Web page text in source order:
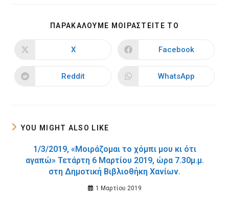
ΠΑΡΑΚΑΛΟΥΜΕ ΜΟΙΡΑΣΤΕΙΤΕ ΤΟ
CONTENT
Opens
new
window
X
Opens
new
window
Facebook
Opens
Reddit
Opens
WhatsApp
YOU MIGHT ALSO LIKE
1/3/2019, «Μοιράζομαι το χόμπι μου κι ότι
αγαπώ» Τετάρτη 6 Μαρτίου 2019, ώρα 7.30μ.μ.
στη Δημοτική Βιβλιοθήκη Χανίων.
1 Μαρτίου 2019